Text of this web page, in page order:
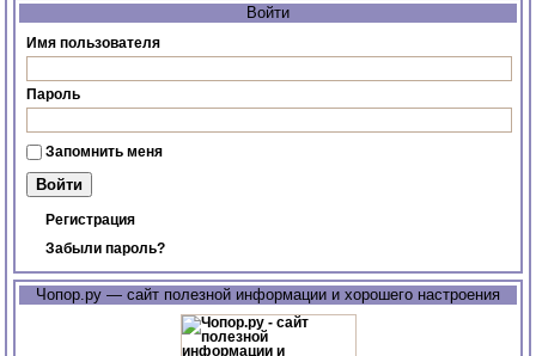
Войти
Имя пользователя
Пароль
Запомнить меня
Регистрация
Забыли пароль?
Чопор.ру — сайт полезной информации и хорошего настроения